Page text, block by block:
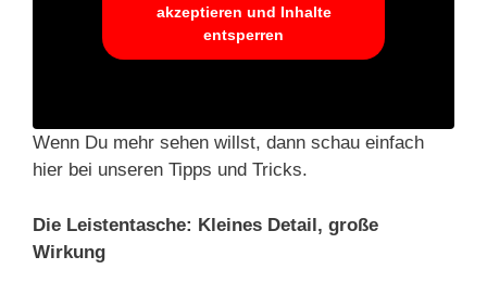
akzeptieren und Inhalte
entsperren
Wenn Du mehr sehen willst, dann schau einfach
hier bei unseren Tipps und Tricks.
Die Leistentasche: Kleines Detail, große
Wirkung